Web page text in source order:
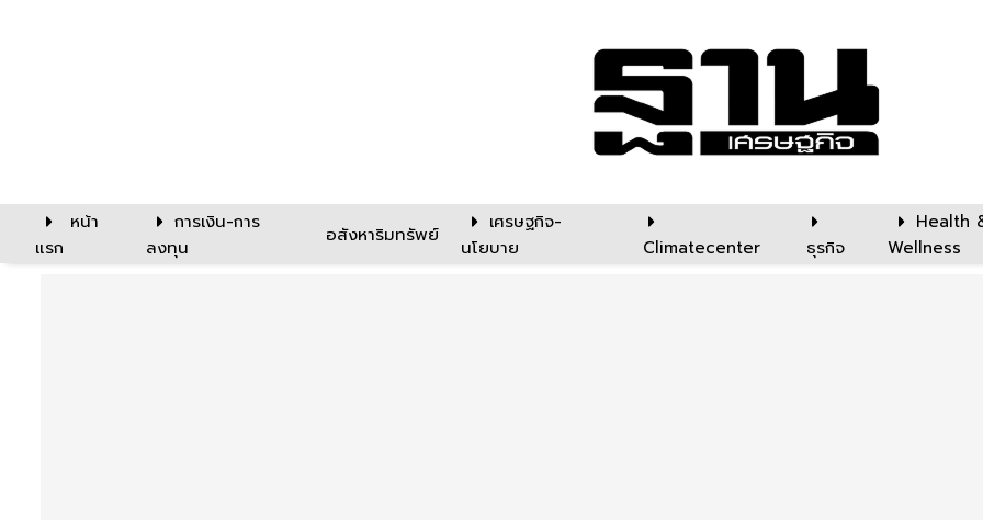
หน้า
แรก
การเงิน-การ
ลงทุน
อสังหาริมทรัพย์
เศรษฐกิจ-
นโยบาย
Climatecenter ธุรกิจ
Health
Wellness